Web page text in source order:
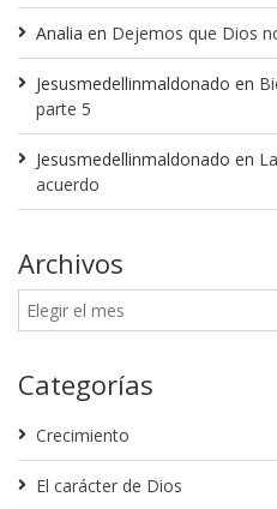
Analia en Dejemos que Dios
Jesusmedellinmaldonado en
parte 5
Jesusmedellinmaldonado en
acuerdo
Archivos
Categorías
Crecimiento
El carácter de Dios